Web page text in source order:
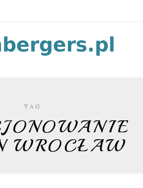
TAG
WROCŁAW